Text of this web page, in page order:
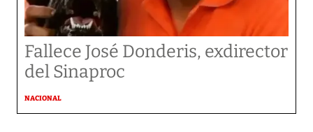
Fallece José Donderis, exdirector
del Sinaproc
NACIONAL